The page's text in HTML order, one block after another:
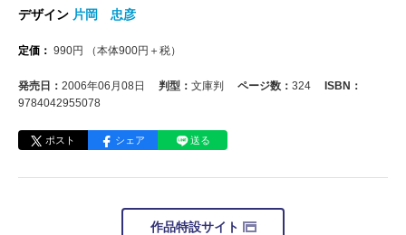
デザイン 片岡 忠彦
定価： 990円 （本体900円＋税）
発売日： 2006年06月08日 判型： 文庫判 ページ数： 324
ISBN：
9784042955078
ポスト シェア 送る
作品特設サイト